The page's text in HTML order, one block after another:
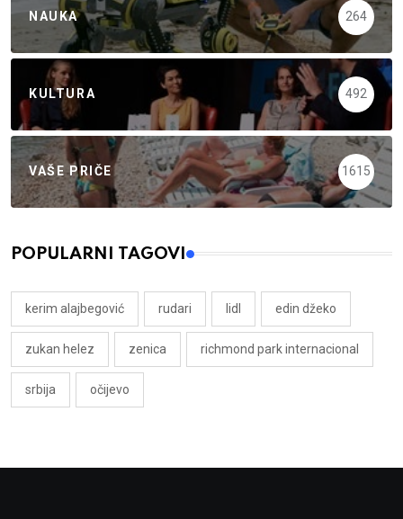
NAUKA 264
KULTURA 492
VAŠE PRIČE 1615
POPULARNI TAGOVI
kerim alajbegović rudari lidl edin džeko
zukan helez zenica richmond park internacional
srbija očijevo